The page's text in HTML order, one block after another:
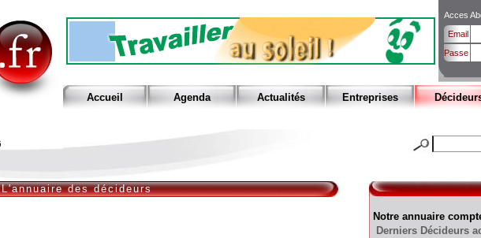
Acces
Email
Passe
Accueil Agenda Actualités Entreprises
L'annuaire des décideurs
Notre annuaire
Derniers Décideurs